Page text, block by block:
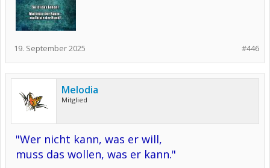
#446
19. September 2025
Melodia
Mitglied
"Wer nicht kann, was er will,
muss das wollen, was er kann."